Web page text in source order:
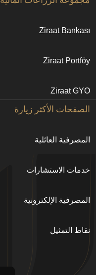
Ziraat Bankası
Ziraat Portföy
Ziraat GYO
الصفحات الأكثر زيارة
المصرفية العائلية
خدمات الاستشارات
المصرفية اﻹلكترونية
نقاط التمثيل